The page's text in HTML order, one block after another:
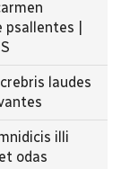
|
laudes
illi
odas